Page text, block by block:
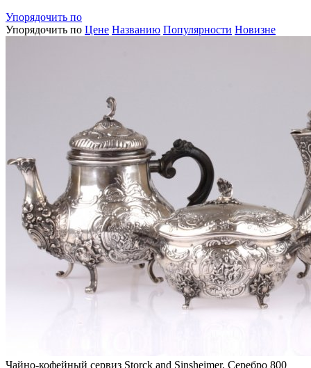
Упорядочить по
Упорядочить по Цене Названию Популярности Новизне
Чайно-кофейный сервиз Storck and Sinsheimer. Серебро 800